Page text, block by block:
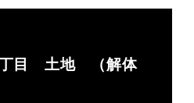
丁目 土地 （解体